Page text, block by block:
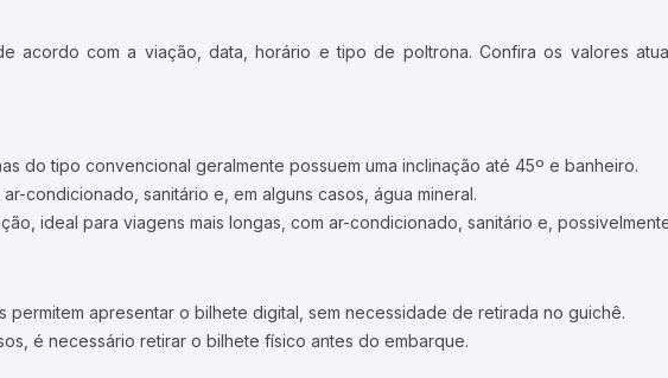
acordo com a viação, data, horário e tipo de poltrona. Confira os valores
do tipo convencional geralmente possuem uma inclinação até 45º e banheiro.
condicionado, sanitário e, em alguns casos, água mineral.
ideal para viagens mais longas, com ar-condicionado, sanitário e,
permitem apresentar o bilhete digital, sem necessidade de retirada no guichê.
é necessário retirar o bilhete físico antes do embarque.